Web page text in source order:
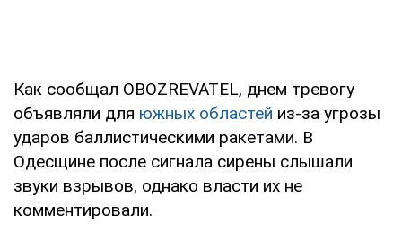
Как сообщал OBOZREVATEL, днем тревогу
объявляли для южных областей из-за угрозы
ударов баллистическими ракетами. В
Одесщине после сигнала сирены слышали
звуки взрывов, однако власти их не
комментировали.